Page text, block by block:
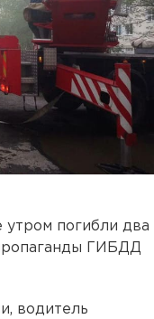
утром погибли два
ГИБДД
водитель